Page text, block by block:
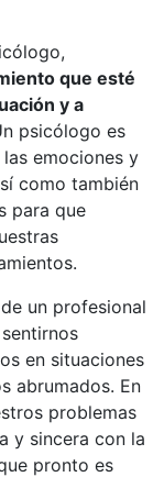
que esté
y a
psicólogo es
emociones y
como también
para que
un profesional
en situaciones
abrumados. En
problemas
y sincera con la
pronto es